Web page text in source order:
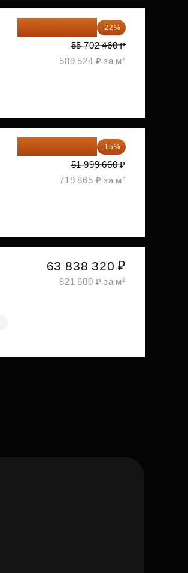
-22%
55 702 460 ₽
589 524 ₽ за м²
-15%
51 999 660 ₽
719 865 ₽ за м²
63 838 320 ₽
821 600 ₽ за м²